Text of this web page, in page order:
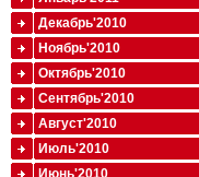
Декабрь'2010
Ноябрь'2010
Октябрь'2010
Сентябрь'2010
Август'2010
Июль'2010
Июнь'2010